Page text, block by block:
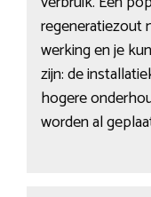
regeneratiezout
werking en je
zijn: de
hogere
worden al